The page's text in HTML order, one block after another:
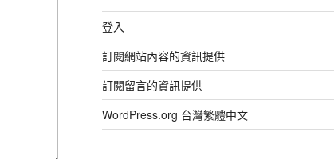
登入
訂閱網站內容的資訊提供
訂閱留言的資訊提供
WordPress.org 台灣繁體中文